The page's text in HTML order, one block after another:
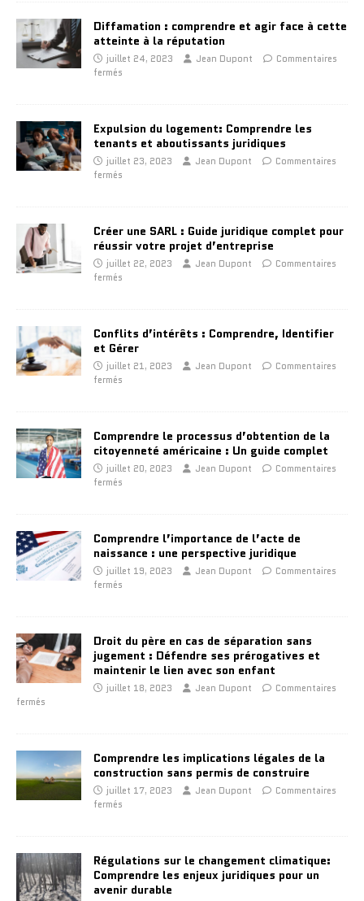
Diffamation : comprendre et agir face à cette
atteinte à la réputation
juillet 24, 2023 Jean Dupont
Commentaires
fermés
Expulsion du logement: Comprendre les
tenants et aboutissants juridiques
juillet 23, 2023 Jean Dupont
Commentaires
fermés
Créer une SARL : Guide juridique complet pour
réussir votre projet d’entreprise
juillet 22, 2023 Jean Dupont
Commentaires
fermés
Conflits d’intérêts : Comprendre, Identifier
et Gérer
juillet 21, 2023 Jean Dupont
Commentaires
fermés
Comprendre le processus d’obtention de la
citoyenneté américaine : Un guide complet
juillet 20, 2023 Jean Dupont
Commentaires
fermés
Comprendre l’importance de l’acte de
naissance : une perspective juridique
juillet 19, 2023 Jean Dupont
Commentaires
fermés
Droit du père en cas de séparation sans
jugement : Défendre ses prérogatives et
maintenir le lien avec son enfant
juillet 18, 2023 Jean Dupont
Commentaires
fermés
Comprendre les implications légales de la
construction sans permis de construire
juillet 17, 2023 Jean Dupont
Commentaires
fermés
Régulations sur le changement climatique:
Comprendre les enjeux juridiques pour un
avenir durable